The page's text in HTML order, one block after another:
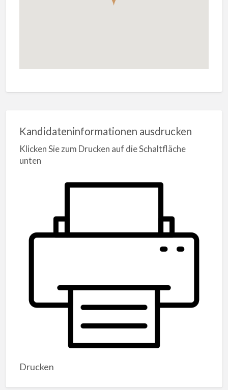
Kandidateninformationen ausdrucken
Klicken Sie zum Drucken auf die Schaltfläche
unten
Drucken